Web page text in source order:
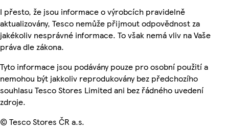
I přesto, že jsou informace o výrobcích pravidelně
aktualizovány, Tesco nemůže přijmout odpovědnost za
jakékoliv nesprávné informace. To však nemá vliv na Vaše
práva dle zákona.
Tyto informace jsou podávány pouze pro osobní použití a
nemohou být jakkoliv reprodukovány bez předchozího
souhlasu Tesco Stores Limited ani bez řádného uvedení
zdroje.
© Tesco Stores ČR a.s.